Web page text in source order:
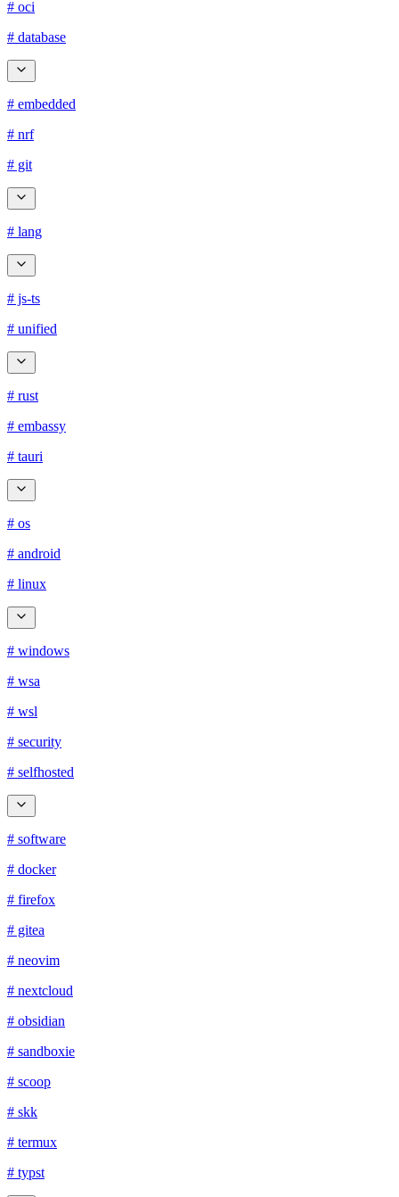
# oci
# database
# embedded
# nrf
# git
# lang
# js-ts
# unified
# rust
# embassy
# tauri
# os
# android
# linux
# windows
# wsa
# wsl
# security
# selfhosted
# software
# docker
# firefox
# gitea
# neovim
# nextcloud
# obsidian
# sandboxie
# scoop
# skk
# termux
# typst